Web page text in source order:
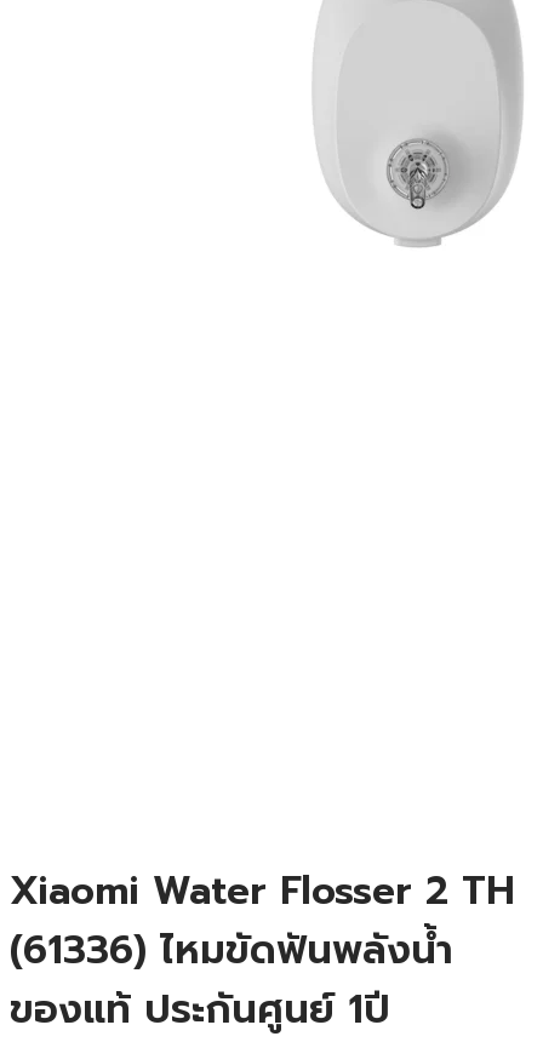
Xiaomi Water Flosser 2 TH
(61336) ไหมขัดฟันพลังน้ำ
ของแท้ ประกันศูนย์ 1ปี